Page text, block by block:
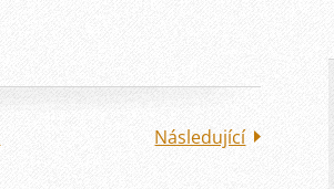
Následující